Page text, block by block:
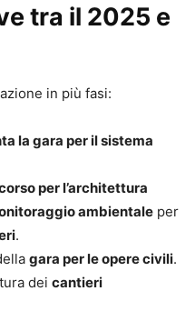
tra il 2025 e
in più fasi:
la gara per il sistema
per l’architettura
ambientale per
.
gara per le opere civili.
dei cantieri